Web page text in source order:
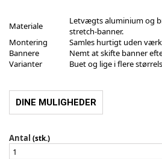
Materiale
Letvægts aluminium og
stretch-banner.
Montering
Samles hurtigt uden
Bannere
Nemt at skifte banner
Varianter
Buet og lige i flere
DINE MULIGHEDER
Antal (stk.)